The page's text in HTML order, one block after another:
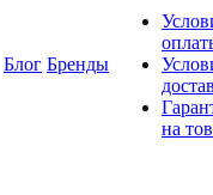
Блог Бренды
на